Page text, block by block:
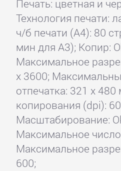
Печать: цветная и
Технология печати:
ч/б печати (А4): 80
мин для А3); Копир:
Максимальное
x 3600;
отпечатка: 321 x
копирования (dpi):
Масштабирование:
Максимальное
Максимальное
600;